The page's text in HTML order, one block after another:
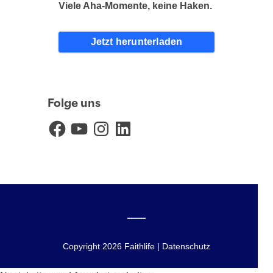
Viele Aha-Momente, keine Haken.
Jetzt herunterladen
Folge uns
FacebookYouTubeInstagramLinkedIn
Copyright 2026 Faithlife | Datenschutz